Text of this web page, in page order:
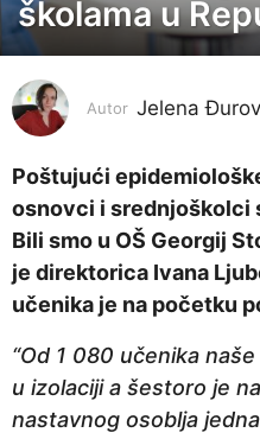
g
o
i
n
a
p
r
i
j
5
g
o
školama u
Autor Jelena
Poštujući
osnovci i srednjoškolci
Bili smo u OŠ Georgij
je direktorica Ivana
učenika je na početku
“Od 1 080 učenika
u izolaciji a šestoro je
nastavnog osoblja